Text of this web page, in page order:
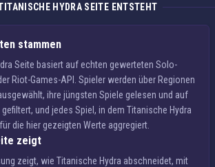
HYDRA SEITE ENTSTEHT
stammen
Seite basiert auf echten gewerteten Solo-
Riot-Games-API. Spieler werden über Regionen
ihre jüngsten Spiele gelesen und auf
und jedes Spiel, in dem Titanische Hydra
die hier gezeigten Werte aggregiert.
zeigt
zeigt, wie Titanische Hydra abschneidet, mit